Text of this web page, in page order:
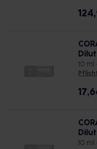
10 ml
10 ml